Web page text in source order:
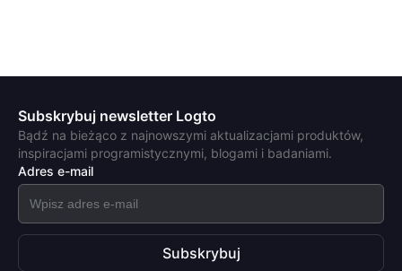
Subskrybuj newsletter Logto
Bądź na bieżąco z najnowszymi aktualizacjami produktów,
inspiracjami programistycznymi, blogami i badaniami.
Adres e-mail
Subskrybuj